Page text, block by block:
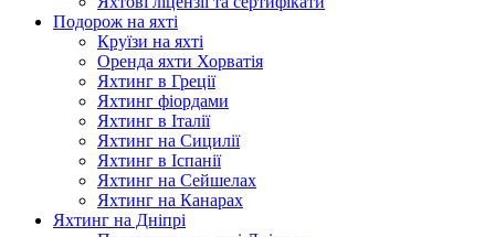
Подорож на яхті
Круїзи на яхті
Оренда яхти Хорватія
Яхтинг в Греції
Яхтинг фіордами
Яхтинг в Італії
Яхтинг на Сицилії
Яхтинг в Іспанії
Яхтинг на Сейшелах
Яхтинг на Канарах
Яхтинг на Дніпрі